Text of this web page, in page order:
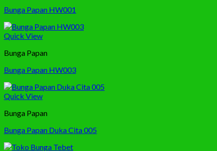
Bunga Papan HW001
Quick View
Bunga Papan
Bunga Papan HW003
Quick View
Bunga Papan
Bunga Papan Duka Cita 005